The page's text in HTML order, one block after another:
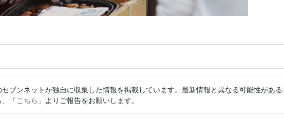
ブンネットが独自に収集した情報を掲載しています。最新情報と異なる可能性があ
「こちら 」よりご報告をお願いします。